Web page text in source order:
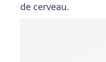
de cerveau.